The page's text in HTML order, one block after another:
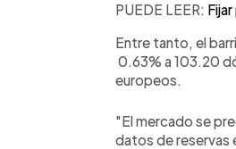
PUEDE LEER:
Entre tanto, el
0.63% a 103.20
europeos.
"El mercado se
datos de reservas